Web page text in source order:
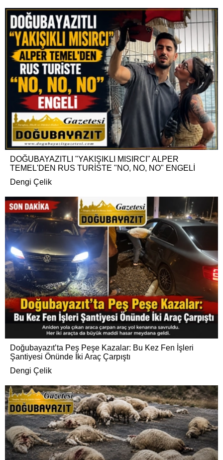
DOĞUBAYAZITLI "YAKIŞIKLI MISIRCI" ALPER
TEMEL'DEN RUS TURİSTE "NO, NO, NO" ENGELİ
Dengi Çelik
Doğubayazıt’ta Peş Peşe Kazalar: Bu Kez Fen İşleri
Şantiyesi Önünde İki Araç Çarpıştı
Dengi Çelik